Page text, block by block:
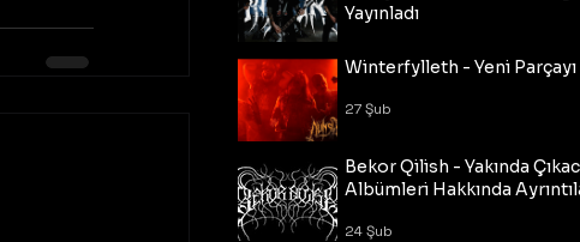
Yayınladı
Winterfylleth - Yeni Parçayı
27 Şub
Bekor Qilish - Yakında
Albümleri Hakkında
24 Şub